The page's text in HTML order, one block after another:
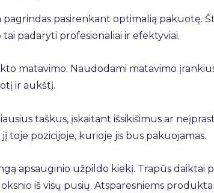
pagrindas pasirenkant optimalią pakuotę.
tai padaryti profesionaliai ir efektyviai.
matavimo. Naudodami matavimo
ir aukštį.
taškus, įskaitant išsikišimus ar
toje pozicijoje, kurioje jis bus pakuojamas.
apsauginio užpildo kiekį. Trapūs daiktai
iš visų pusių. Atsparesniems